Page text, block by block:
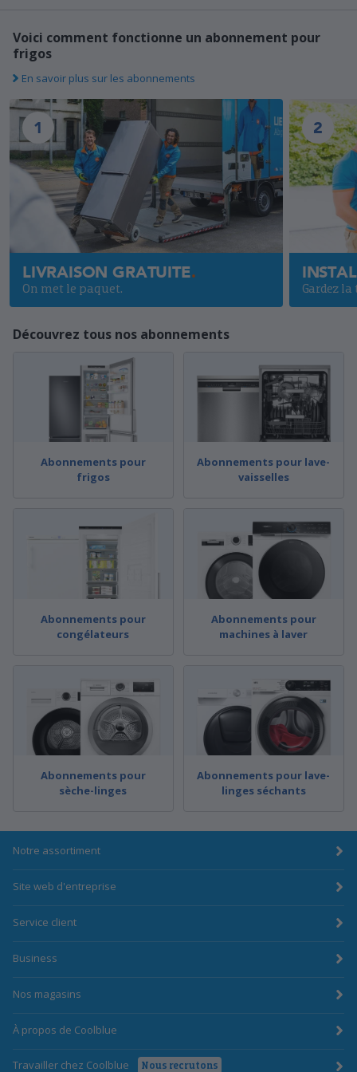
Voici comment fonctionne un abonnement pour
frigos
En savoir plus sur les abonnements
1
LIVRAISON GRATUITE
On met le paquet.
2
Gardez
Découvrez tous nos abonnements
Abonnements pour
frigos
Abonnements pour lave-
vaisselles
Abonnements pour
congélateurs
Abonnements pour
machines à laver
Abonnements pour
sèche-linges
Abonnements pour lave-
linges séchants
Notre assortiment
Site web d'entreprise
Service client
Business
Nos magasins
À propos de Coolblue
Travailler chez Coolblue Nous recrutons